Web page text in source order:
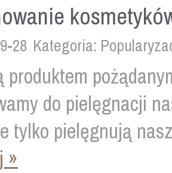
28 Kategoria:
produktem
do pielęgnacji
tylko pielęgnują
»